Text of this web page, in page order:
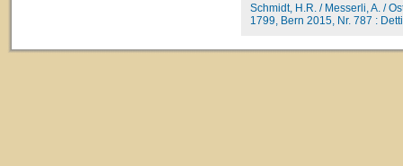
Schmidt, H.R. / Messerli, A. /
1799, Bern 2015, Nr. 787 :